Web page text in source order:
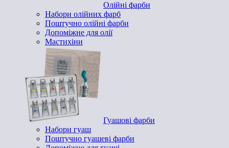
Олійні фарби
Набори олійних фарб
Поштучно олійні фарби
Допоміжне для олії
Мастихіни
Гуашові фарби
Набори гуаш
Поштучно гуашеві фарби